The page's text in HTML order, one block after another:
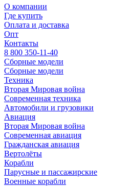
О компании
Где купить
Оплата и доставка
Опт
Контакты
8 800 350-11-40
Сборные модели
Сборные модели
Техника
Вторая Мировая война
Современная техника
Автомобили и грузовики
Авиация
Вторая Мировая война
Современная авиация
Гражданская авиация
Вертолёты
Корабли
Парусные и пассажирские
Военные корабли